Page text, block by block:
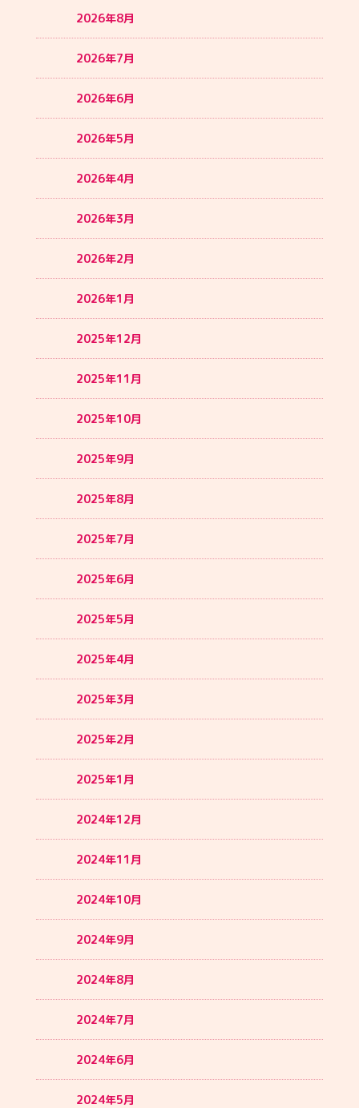
2026年8月
2026年7月
2026年6月
2026年5月
2026年4月
2026年3月
2026年2月
2026年1月
2025年12月
2025年11月
2025年10月
2025年9月
2025年8月
2025年7月
2025年6月
2025年5月
2025年4月
2025年3月
2025年2月
2025年1月
2024年12月
2024年11月
2024年10月
2024年9月
2024年8月
2024年7月
2024年6月
2024年5月